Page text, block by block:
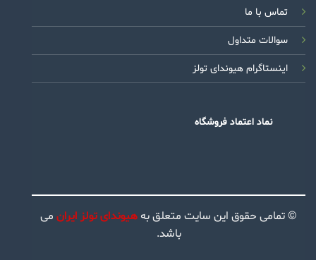
تماس با ما
سوالات متداول
اینستاگرام هیوندای تولز
نماد اعتماد فروشگاه
© تمامی حقوق این سایت متعلق به هیوندای تولز ایران می
باشد.